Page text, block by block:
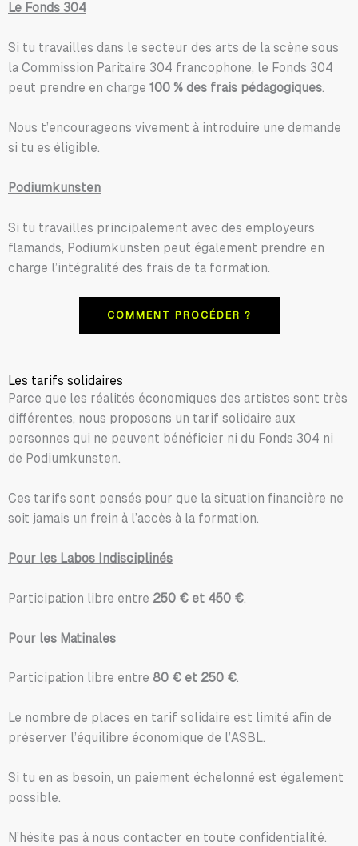
Le Fonds 304
Si tu travailles dans le secteur des arts de la scène sous
la Commission Paritaire 304 francophone, le Fonds 304
peut prendre en charge 100 % des frais pédagogiques.
Nous t’encourageons vivement à introduire une demande
si tu es éligible.
Podiumkunsten
Si tu travailles principalement avec des employeurs
flamands, Podiumkunsten peut également prendre en
charge l’intégralité des frais de ta formation.
COMMENT PROCÉDER ?
Les tarifs solidaires
Parce que les réalités économiques des artistes sont très
différentes, nous proposons un tarif solidaire aux
personnes qui ne peuvent bénéficier ni du Fonds 304 ni
de Podiumkunsten.
Ces tarifs sont pensés pour que la situation financière ne
soit jamais un frein à l’accès à la formation.
Pour les Labos Indisciplinés
Participation libre entre 250 € et 450 €.
Pour les Matinales
Participation libre entre 80 € et 250 €.
Le nombre de places en tarif solidaire est limité afin de
préserver l’équilibre économique de l’ASBL.
Si tu en as besoin, un paiement échelonné est également
possible.
N’hésite pas à nous contacter en toute confidentialité.